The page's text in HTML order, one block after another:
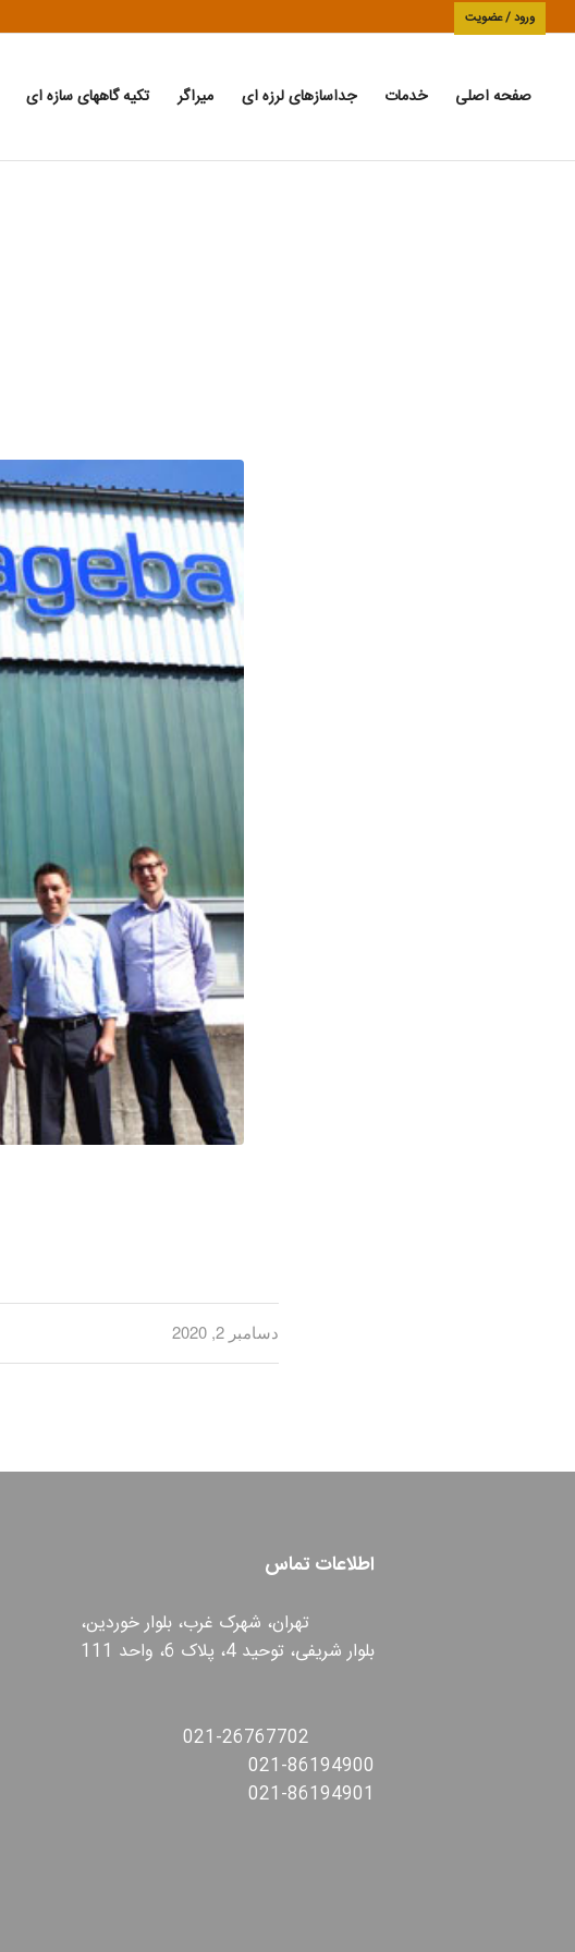
ورود / عضویت
صفحه اصلی خدمات جداسازهای لرزه ای میراگر تکیه گاههای سازه ای
دسامبر 2, 2020
اطلاعات تماس
تهران، شهرک غرب، بلوار خوردین،
بلوار شریفی، توحید 4، پلاک 6، واحد 111
021-26767702
021-86194900
021-86194901